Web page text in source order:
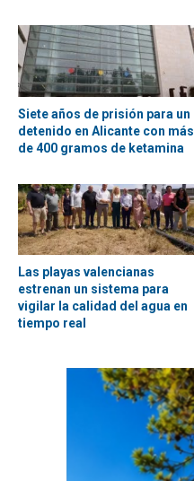
Siete años de prisión para un
detenido en Alicante con más
de 400 gramos de ketamina
Las playas valencianas
estrenan un sistema para
vigilar la calidad del agua en
tiempo real